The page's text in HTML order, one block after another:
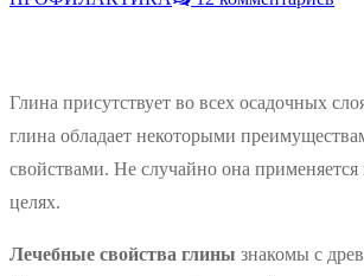
Глина присутствует во всех осадочных
глина обладает некоторыми
свойствами. Не случайно она
целях.
Лечебные свойства глины знакомы с